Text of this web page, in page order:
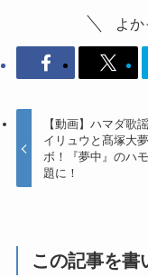
よか
【動画】ハマダ歌
イリュウと髙塚大
ボ！『夢中』のハ
題に！
この記事を書